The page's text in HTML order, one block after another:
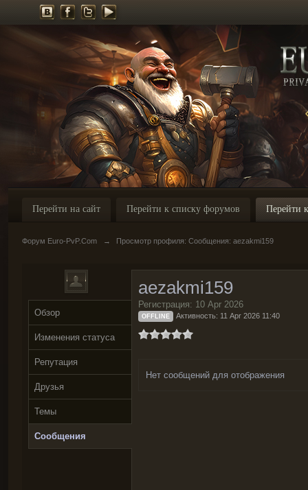
Перейти на сайт Перейти к списку форумов Перейти
Форум Euro-PvP.Com → Просмотр профиля: Сообщения: aezakmi159
Обзор
Изменения статуса
Репутация
Друзья
Темы
Сообщения
aezakmi159
Регистрация: 10 Apr 2026
OFFLINE Активность: 11 Apr 2026 11:40
Нет сообщений для отображения